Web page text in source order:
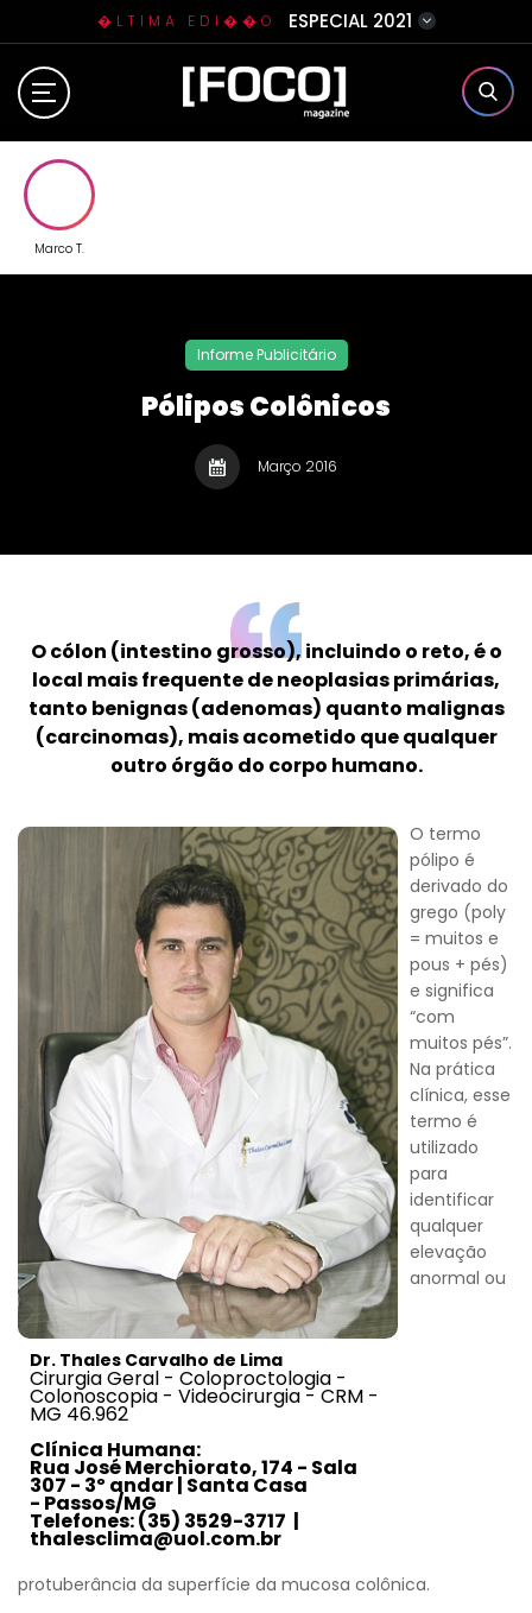
�LTIMA EDI��O ESPECIAL 2021
Home
Contato
Marco T.
Informe Publicitário
Pólipos Colônicos
Março 2016
O cólon (intestino grosso), incluindo o reto, é o
local mais frequente de neoplasias primárias,
tanto benignas (adenomas) quanto malignas
(carcinomas), mais acometido que qualquer
outro órgão do corpo humano.
Dr. Thales Carvalho de Lima
Cirurgia Geral - Coloproctologia -
Colonoscopia - Videocirurgia - CRM -
MG 46.962
Clínica Humana:
Rua José Merchiorato, 174 - Sala
307 - 3º andar | Santa Casa
- Passos/MG
Telefones: (35) 3529-3717 |
thalesclima@uol.com.br
O termo
pólipo é
derivado do
grego (poly
= muitos e
pous + pés)
e significa
“com
muitos pés”.
Na prática
clínica, esse
termo é
utilizado
para
identificar
qualquer
elevação
anormal ou
protuberância da superfície da mucosa colônica.